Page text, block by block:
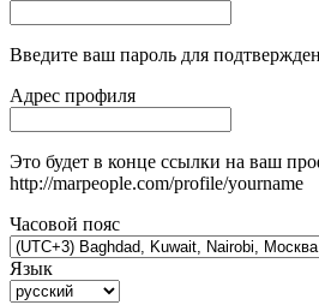
Введите ваш пароль для
Адрес профиля
Это будет в конце ссылки на ваш
http://marpeople.com/profile/yourname
Часовой пояс
Язык